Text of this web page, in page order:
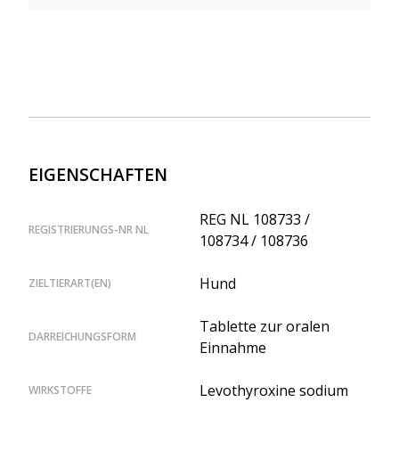
EIGENSCHAFTEN
REGISTRIERUNGS-NR NL
REG NL 108733 /
108734 / 108736
ZIELTIERART(EN) Hund
DARREICHUNGSFORM
Tablette zur oralen
Einnahme
WIRKSTOFFE Levothyroxine sodium